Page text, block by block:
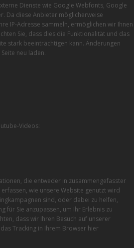
Dienste wie Google Webfonts, Google
Da diese Anbieter möglicherweise
IP-Adresse sammeln, ermöglichen wir Ihnen
Sie, dass dies die Funktionalität und das
stark beeinträchtigen kann. Änderungen
neu laden.
Videos:
die entweder in zusammengefasster
wie unsere Website genutzt wird
sind, oder dabei zu helfen,
für Sie anzupassen, um Ihr Erlebnis zu
dass wir Ihren Besuch auf unserer
Tracking in Ihrem Browser hier